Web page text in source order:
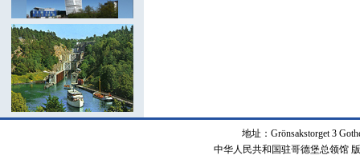
地址：Grönsakstorget 3
中华人民共和国驻哥德堡总领馆